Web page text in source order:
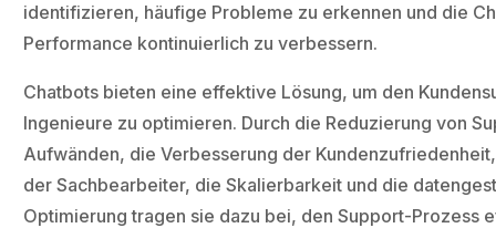
identifizieren, häufige Probleme zu erkennen und die
Performance kontinuierlich zu verbessern.
Chatbots bieten eine effektive Lösung, um den
Ingenieure zu optimieren. Durch die Reduzierung von
Aufwänden, die Verbesserung der
der Sachbearbeiter, die Skalierbarkeit und die
Optimierung tragen sie dazu bei, den Support-Prozess